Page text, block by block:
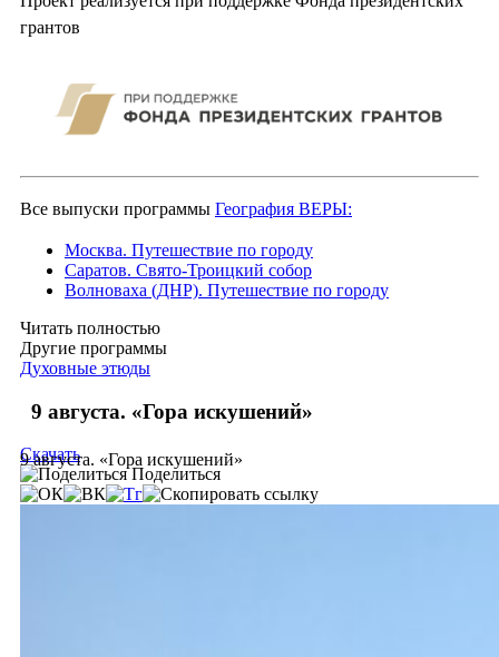
грантов
Все выпуски программы География ВЕРЫ:
Москва. Путешествие по городу
Саратов. Свято-Троицкий собор
Волноваха (ДНР). Путешествие по городу
Читать полностью
Другие программы
Духовные этюды
9 августа. «Гора искушений»
9 августа. «Гора искушений»
Скачать
Поделиться